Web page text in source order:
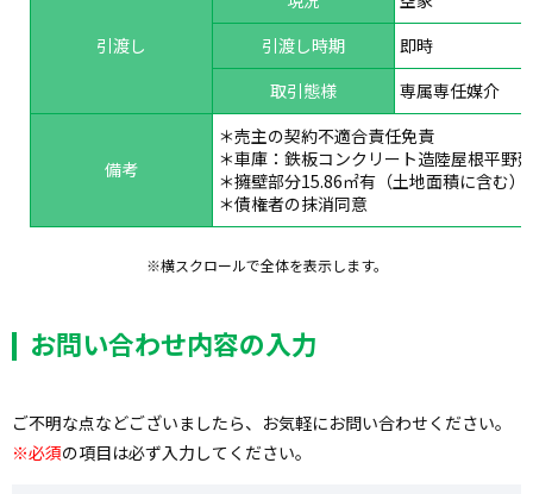
引渡し
引渡し時期
即時
取引態様
専属専任媒介
備考
＊売主の契約不適合責任免責
＊車庫：鉄板コンクリート造陸屋根平野
＊擁壁部分15.86㎡有（土地面積に含む）
＊債権者の抹消同意
※横スクロールで全体を表示します。
お問い合わせ内容の入力
ご不明な点などございましたら、お気軽にお問い合わせください。
※必須の項目は必ず入力してください。